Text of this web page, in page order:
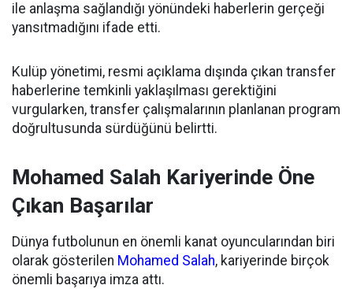
ile anlaşma sağlandığı yönündeki haberlerin gerçeği
yansıtmadığını ifade etti.
Kulüp yönetimi, resmi açıklama dışında çıkan transfer
haberlerine temkinli yaklaşılması gerektiğini
vurgularken, transfer çalışmalarının planlanan program
doğrultusunda sürdüğünü belirtti.
Mohamed Salah Kariyerinde Öne
Çıkan Başarılar
Dünya futbolunun en önemli kanat oyuncularından biri
olarak gösterilen Mohamed Salah, kariyerinde birçok
önemli başarıya imza attı.